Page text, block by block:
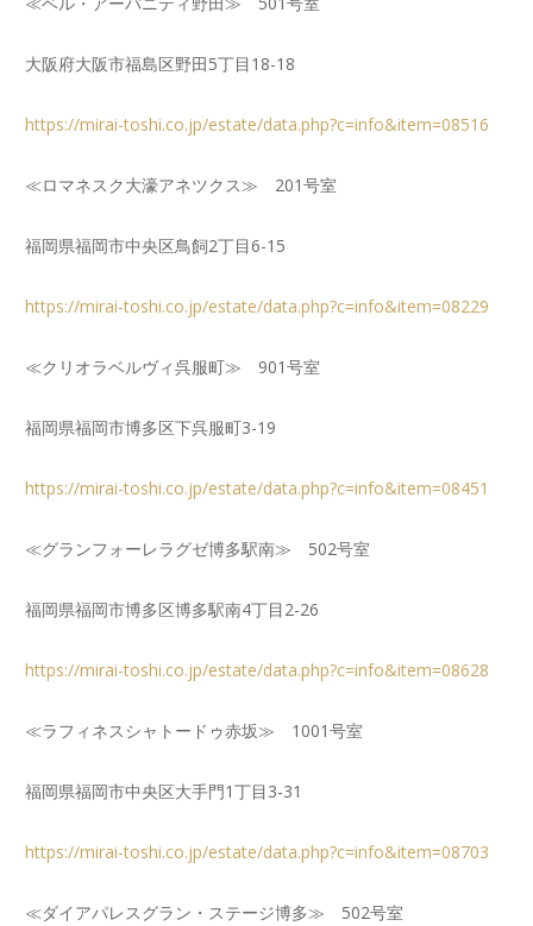
大阪府大阪市福島区野田5丁目18-18
https://mirai-toshi.co.jp/estate/data.php?c=info&item=08516
≪ロマネスク大濠アネツクス≫ 201号室
福岡県福岡市中央区鳥飼2丁目6-15
https://mirai-toshi.co.jp/estate/data.php?c=info&item=08229
≪クリオラベルヴィ呉服町≫ 901号室
福岡県福岡市博多区下呉服町3-19
https://mirai-toshi.co.jp/estate/data.php?c=info&item=08451
≪グランフォーレラグゼ博多駅南≫ 502号室
福岡県福岡市博多区博多駅南4丁目2-26
https://mirai-toshi.co.jp/estate/data.php?c=info&item=08628
≪ラフィネスシャトードゥ赤坂≫ 1001号室
福岡県福岡市中央区大手門1丁目3-31
https://mirai-toshi.co.jp/estate/data.php?c=info&item=08703
≪ダイアパレスグラン・ステージ博多≫ 502号室